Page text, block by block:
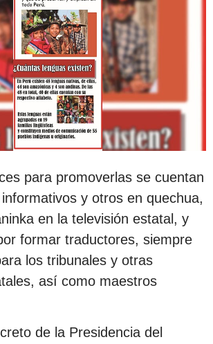
para promoverlas se cuentan
y otros en quechua,
en la televisión estatal, y
formar traductores, siempre
los tribunales y otras
así como maestros
de la Presidencia del